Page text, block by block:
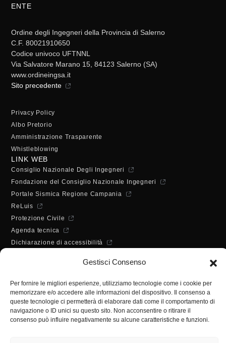
Gestisci Consenso
Per fornire le migliori esperienze, utilizziamo tecnologie come i cookie per
memorizzare e/o accedere alle informazioni del dispositivo. Il consenso a
queste tecnologie ci permetterà di elaborare dati come il comportamento di
navigazione o ID unici su questo sito. Non acconsentire o ritirare il
consenso può influire negativamente su alcune caratteristiche e funzioni.
ENTE
Ordine degli Ingegneri della Provincia di Salerno
C.F. 80021910650
Codice univoco UFTNNL
Via Salvatore Marano 15, 84123 Salerno (SA)
www.ordineingsa.it
Sito precedente
Privacy Policy
Albo Pretorio
Amministrazione Trasparente
Whistleblowing
LINK WEB
Consiglio Nazionale Degli Ingegneri
Fondazione del Consiglio Nazionale Ingegneri
Portale Sismica Regione Campania
ReLuis
Protezione Civile
Agenda tecnica
Dichiarazione di accessibilità
Lunedì - Mercoledì - Venerdì:
Martedì - Giovedì:
10:00 - 12:00 / 14:30 - 16:30
SEGRETERIA